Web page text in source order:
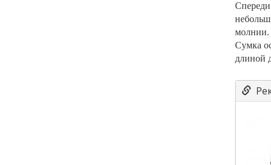
молнии.
Сумка
длиной